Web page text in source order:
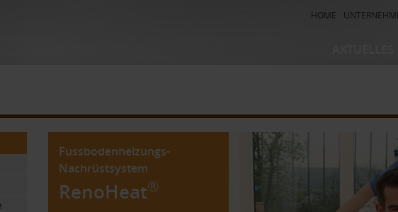
HOME
Fussbodenheizungs-
Nachrüstsystem
RenoHeat®